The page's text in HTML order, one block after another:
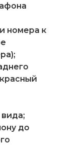
номера к
до